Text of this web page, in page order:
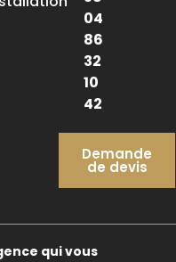
04
86
32
10
42
Demande
de devis
qui vous